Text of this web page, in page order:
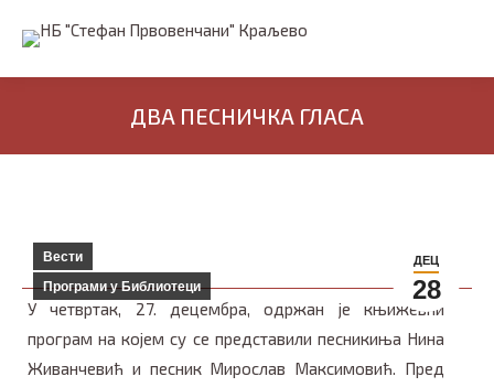
ДВА ПЕСНИЧКА ГЛАСА
ДЕЦ
28
Вести
Програми у Библиотеци
У четвртак, 27. децембра, одржан је књижевни
програм на којем су се представили песникиња Нина
Живанчевић и песник Мирослав Максимовић. Пред